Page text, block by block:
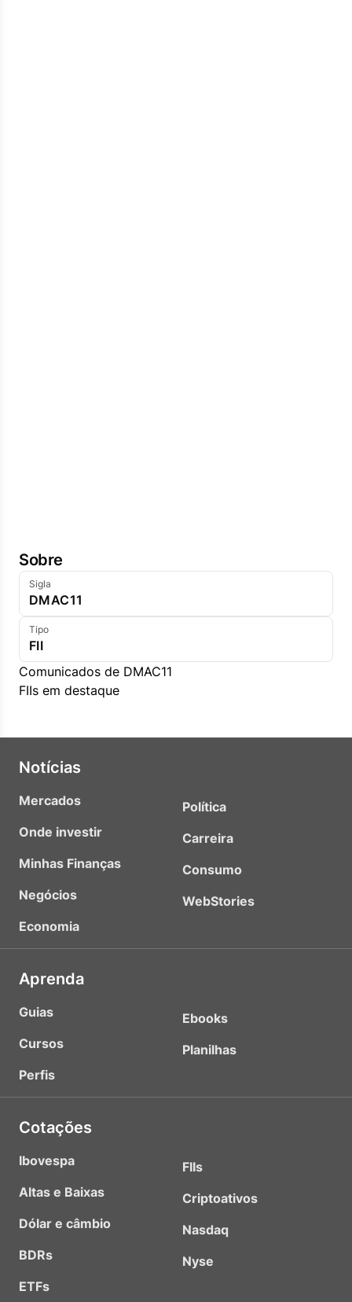
Sobre
Sigla
DMAC11
Tipo
FII
Comunicados de DMAC11
FIIs em destaque
Notícias
Mercados
Onde investir
Minhas Finanças
Negócios
Economia
Política
Carreira
Consumo
WebStories
Aprenda
Guias
Cursos
Perfis
Ebooks
Planilhas
Cotações
Ibovespa
Altas e Baixas
Dólar e câmbio
BDRs
ETFs
FIIs
Criptoativos
Nasdaq
Nyse